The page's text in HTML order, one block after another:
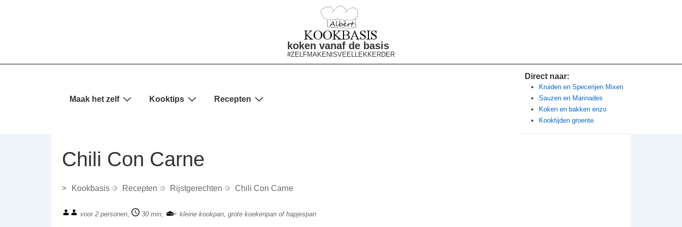
koken vanaf de basis
#ZELFMAKENISVEELLEKKERDER
Hoofd
Maak het zelf Kooktips Recepten
Direct naar:
Kruiden en Specerijen Mixen
Sauzen en Marinades
Koken en bakken enzo
Kooktijden groente
Chili Con Carne
> Kookbasis Recepten Rijstgerechten Chili Con Carne
voor 2 personen, 30 min, kleine kookpan, grote koekenpan of hapjespan